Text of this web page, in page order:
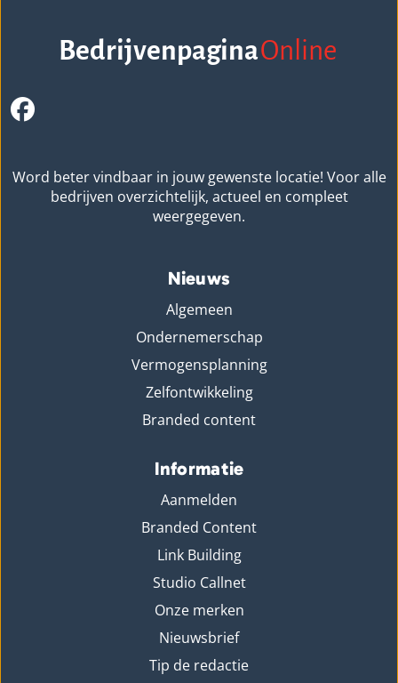
BedrijvenpaginaOnline
Word beter vindbaar in jouw gewenste locatie! Voor alle
bedrijven overzichtelijk, actueel en compleet
weergegeven.
Nieuws
Algemeen
Ondernemerschap
Vermogensplanning
Zelfontwikkeling
Branded content
Informatie
Aanmelden
Branded Content
Link Building
Studio Callnet
Onze merken
Nieuwsbrief
Tip de redactie